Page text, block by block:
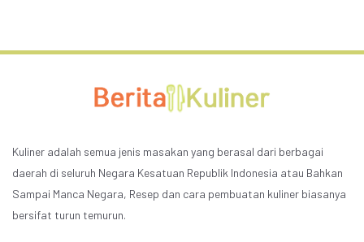
Kuliner adalah semua jenis masakan yang berasal dari berbagai
daerah di seluruh Negara Kesatuan Republik Indonesia atau Bahkan
Sampai Manca Negara, Resep dan cara pembuatan kuliner biasanya
bersifat turun temurun.